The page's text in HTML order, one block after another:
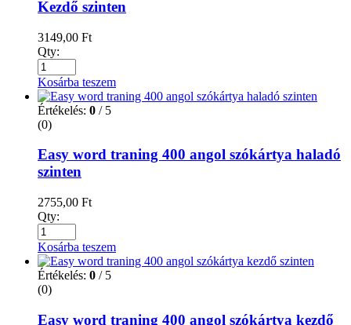
Kezdő szinten
3149,00 Ft
Qty:
Kosárba teszem
Értékelés: 0 / 5
(0)
Easy word traning 400 angol szókártya haladó
szinten
2755,00 Ft
Qty:
Kosárba teszem
Értékelés: 0 / 5
(0)
Easy word traning 400 angol szókártya kezdő